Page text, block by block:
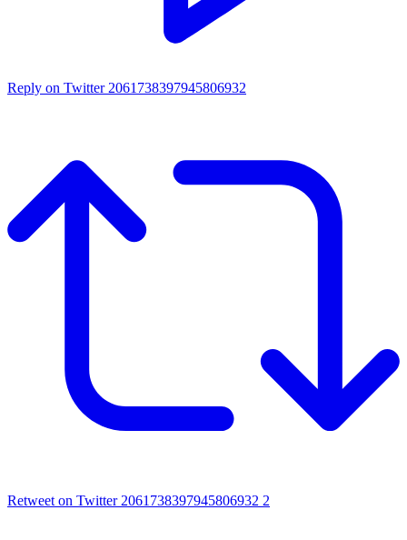
Reply on Twitter 2061738397945806932
Retweet on Twitter 2061738397945806932 2